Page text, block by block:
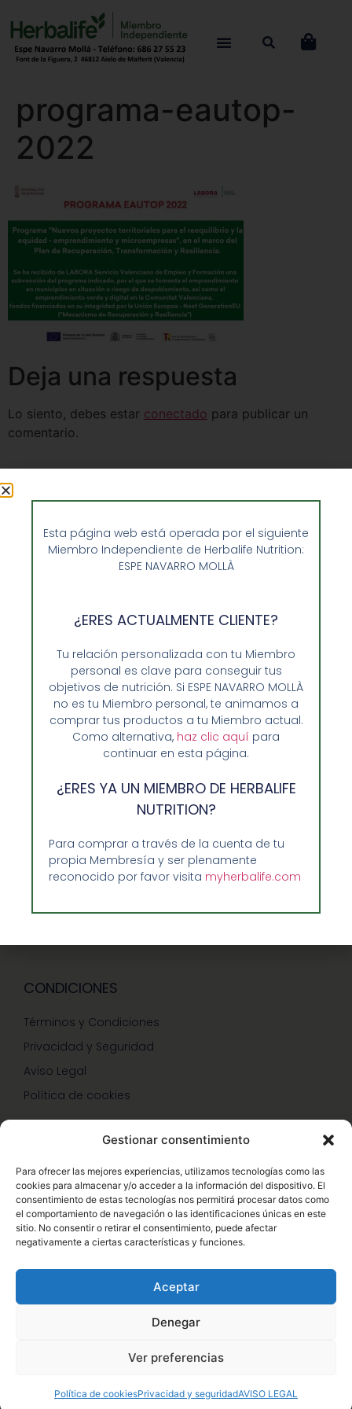
Gestionar consentimiento
Para ofrecer las mejores experiencias, utilizamos tecnologías como las
cookies para almacenar y/o acceder a la información del dispositivo. El
consentimiento de estas tecnologías nos permitirá procesar datos como
el comportamiento de navegación o las identificaciones únicas en este
sitio. No consentir o retirar el consentimiento, puede afectar
negativamente a ciertas características y funciones.
Aceptar
Denegar
Ver preferencias
Política de cookiesPrivacidad y seguridadAVISO LEGAL
programa-eautop-
2022
Deja una respuesta
Lo siento, debes estar conectado para publicar un
comentario.
Opiniones de Clientes
Sobre Nosotros y Herbalife
Ventajas de Comprar en Enformaherbal.com
GUIA RAPIDA Y AYUDA
Guía de Compra
Precios-Envíos-Formas de Pago
CONDICIONES
Términos y Condiciones
Privacidad y Seguridad
Aviso Legal
Política de cookies
Hazte Miembro Herbalife
Consulta Nutrición Gratis
Descuentos Vip Herbalife
Herbalife Independiente. Sitio web oficial de Herbalife,
Esta página web está operada por el siguiente
Miembro Independiente de Herbalife Nutrition:
ESPE NAVARRO MOLLÀ
¿ERES ACTUALMENTE CLIENTE?
Tu relación personalizada con tu Miembro
personal es clave para conseguir tus
objetivos de nutrición. Si ESPE NAVARRO MOLLÀ
no es tu Miembro personal, te animamos a
comprar tus productos a tu Miembro actual.
Como alternativa, haz clic aquí para
continuar en esta página.
¿ERES YA UN MIEMBRO DE HERBALIFE
NUTRITION?
Para comprar a través de la cuenta de tu
propia Membresía y ser plenamente
reconocido por favor visita myherbalife.com